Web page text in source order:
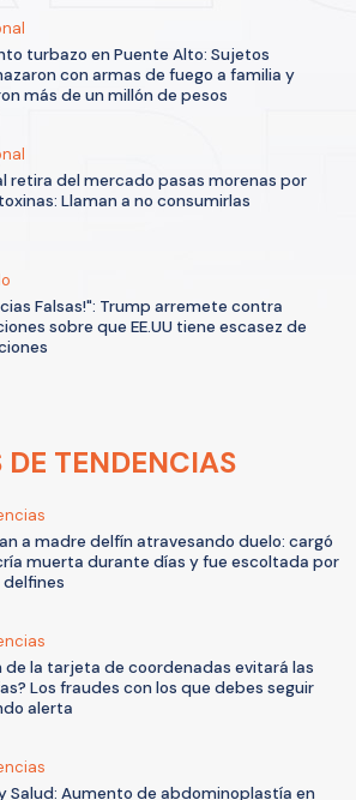
turbazo en Puente Alto: Sujetos
con armas de fuego a familia y
más de un millón de pesos
retira del mercado pasas morenas por
Llaman a no consumirlas
Falsas!": Trump arremete contra
sobre que EE.UU tiene escasez de
DE TENDENCIAS
a madre delfín atravesando duelo: cargó
muerta durante días y fue escoltada por
de la tarjeta de coordenadas evitará las
Los fraudes con los que debes seguir
alerta
Salud: Aumento de abdominoplastía en